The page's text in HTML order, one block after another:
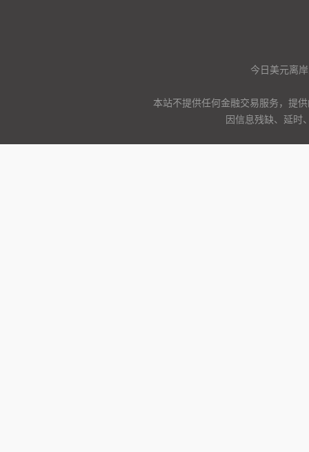
今日美元离
本站不提供任何金融交易服务，提
因信息残缺、延时